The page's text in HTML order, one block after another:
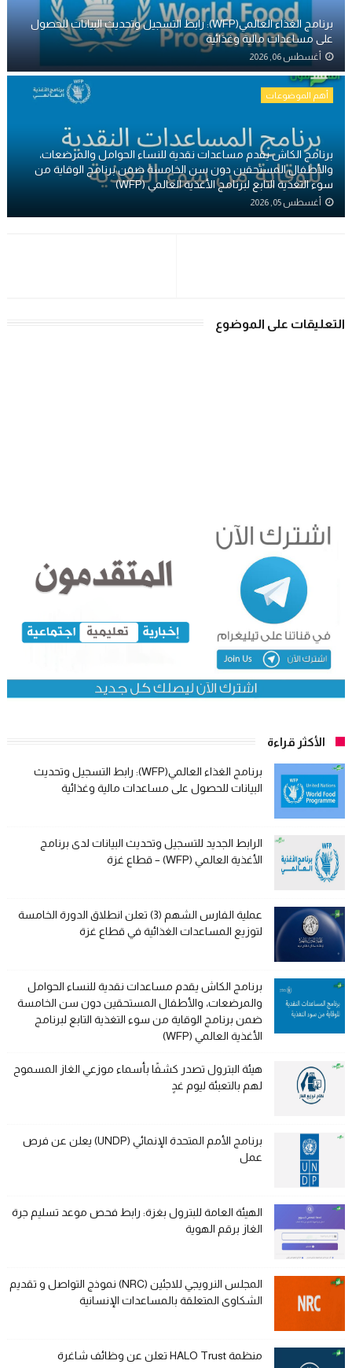
برنامج الغذاء العالمي(WFP): رابط التسجيل وتحديث البيانات للحصول
على مساعدات مالية وغذائية
أغسطس 06, 2026
أهم الموضوعات
برنامج الكاش يقدم مساعدات نقدية للنساء الحوامل والمرضعات،
والأطفال المستحقين دون سن الخامسة ضمن برنامج الوقاية من
سوء التغذية التابع لبرنامج الأغذية العالمي (WFP)
أغسطس 05, 2026
التعليقات على الموضوع
الأكثر قراءة
برنامج الغذاء العالمي(WFP): رابط التسجيل وتحديث
البيانات للحصول على مساعدات مالية وغذائية
الرابط الجديد للتسجيل وتحديث البيانات لدى برنامج
الأغذية العالمي (WFP) – قطاع غزة
عملية الفارس الشهم (3) تعلن انطلاق الدورة الخامسة
لتوزيع المساعدات الغذائية في قطاع غزة
برنامج الكاش يقدم مساعدات نقدية للنساء الحوامل
والمرضعات، والأطفال المستحقين دون سن الخامسة
ضمن برنامج الوقاية من سوء التغذية التابع لبرنامج
الأغذية العالمي (WFP)
هيئة البترول تصدر كشفًا بأسماء موزعي الغاز المسموح
لهم بالتعبئة ليوم غدٍ
برنامج الأمم المتحدة الإنمائي (UNDP) يعلن عن فرص
عمل
الهيئة العامة للبترول بغزة: رابط فحص موعد تسليم جرة
الغاز برقم الهوية
المجلس النرويجي للاجئين (NRC) نموذج التواصل و تقديم
الشكاوى المتعلقة بالمساعدات الإنسانية
منظمة HALO Trust تعلن عن وظائف شاغرة